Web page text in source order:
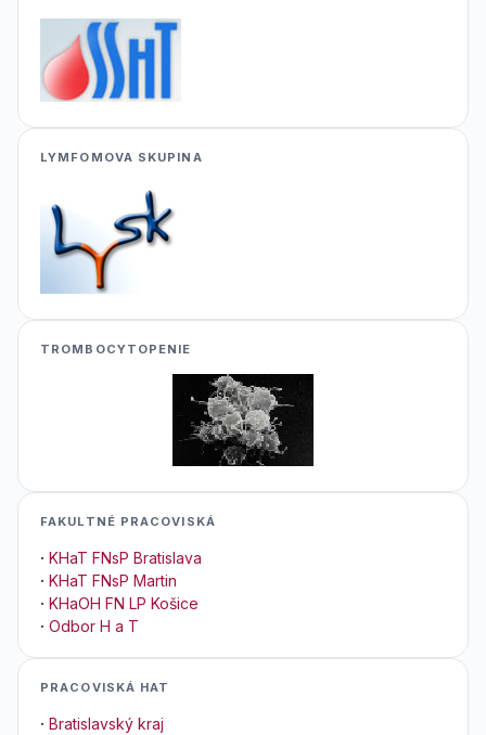
LYMFOMOVA SKUPINA
TROMBOCYTOPENIE
FAKULTNÉ PRACOVISKÁ
· KHaT FNsP Bratislava
· KHaT FNsP Martin
· KHaOH FN LP Košice
· Odbor H a T
PRACOVISKÁ HAT
· Bratislavský kraj